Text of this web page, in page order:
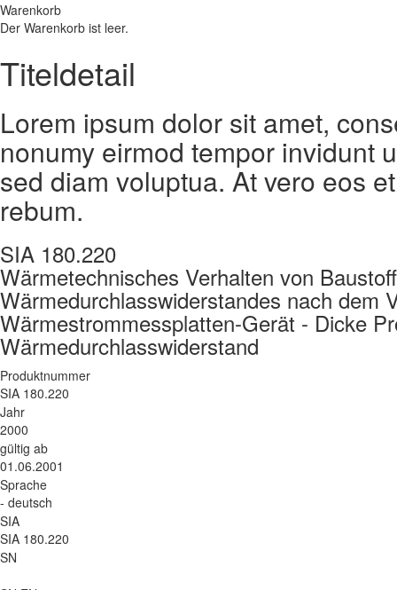
Warenkorb
Der Warenkorb ist leer.
Titeldetail
Lorem ipsum dolor sit amet,
nonumy eirmod tempor invidunt
sed diam voluptua. At vero eos
rebum.
SIA 180.220
Wärmetechnisches Verhalten von
Wärmedurchlasswiderstandes nach dem
Wärmestrommessplatten-Gerät - Dicke
Wärmedurchlasswiderstand
Produktnummer
SIA 180.220
Jahr
2000
gültig ab
01.06.2001
Sprache
- deutsch
SIA
SIA 180.220
SN